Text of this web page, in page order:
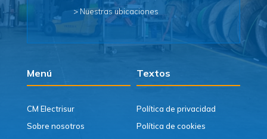
> Nuestras ubicaciones
Menú Textos
CM Electrisur
Sobre nosotros
Política de privacidad
Política de cookies